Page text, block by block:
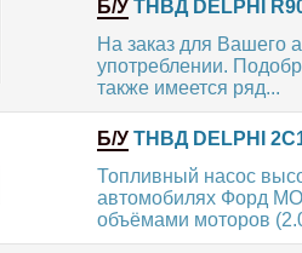
Б/У ТНВД DELPHI
На заказ для Вашего
употреблении.
также имеется ряд...
Б/У ТНВД DELPHI
Топливный насос
автомобилях Форд
объёмами моторов